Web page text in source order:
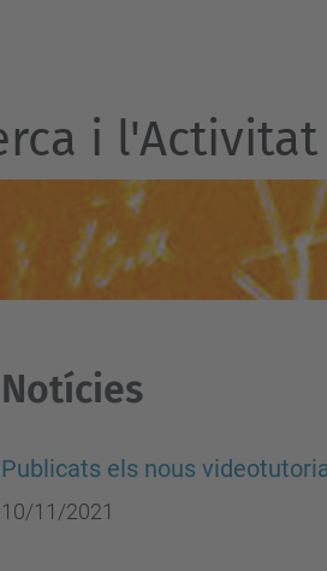
i l'Activitat
Notícies
Publicats els nous
10/11/2021